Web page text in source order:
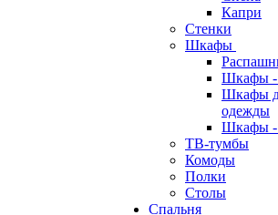
Капри
Стенки
Шкафы
Шкафы -
Шкафы
одежды
Шкафы -
ТВ-тумбы
Комоды
Полки
Столы
Спальня